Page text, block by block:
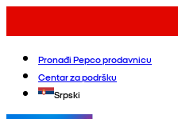
Pronađi Pepco prodavnicu
Centar za podršku
Srpski